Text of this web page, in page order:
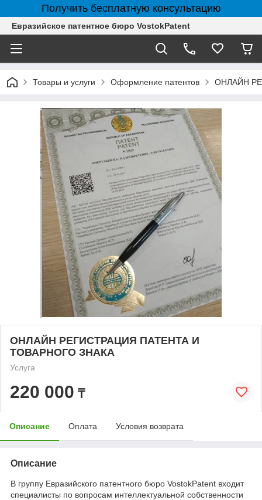
Получить бесплатную консультацию
Евразийское патентное бюро VostokPatent
Товары и услуги Оформление патентов ОНЛАЙН
ОНЛАЙН РЕГИСТРАЦИЯ ПАТЕНТА И
ТОВАРНОГО ЗНАКА
Услуга
220 000 ₸
Описание Оплата Условия возврата
Описание
В группу Евразийского патентного бюро VostokPatent входит
специалисты по вопросам интеллектуальной собственности